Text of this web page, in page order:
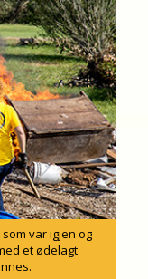
var igjen og
et ødelagt